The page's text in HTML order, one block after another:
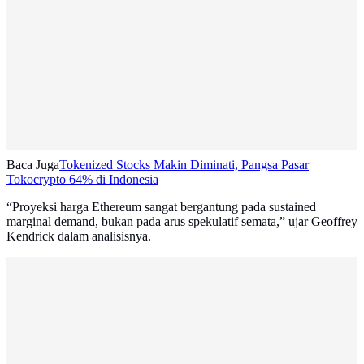
Baca JugaTokenized Stocks Makin Diminati, Pangsa Pasar
Tokocrypto 64% di Indonesia
“Proyeksi harga Ethereum sangat bergantung pada sustained
marginal demand, bukan pada arus spekulatif semata,” ujar Geoffrey
Kendrick dalam analisisnya.